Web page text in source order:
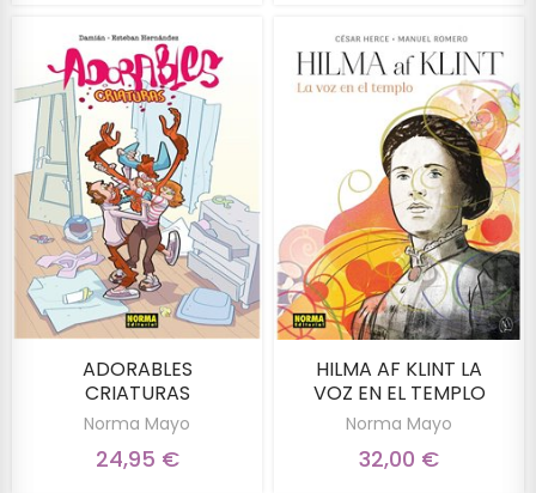
ADORABLES
CRIATURAS
Norma Mayo
24,95 €
HILMA AF KLINT LA
VOZ EN EL TEMPLO
Norma Mayo
32,00 €